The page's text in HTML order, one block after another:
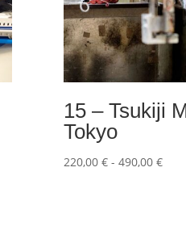
15 – Tsukiji
Tokyo
220,00 € - 490,00 €